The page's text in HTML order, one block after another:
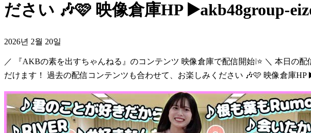
ださい 🎶🩷 映像倉庫HP ▶️akb48group-
2026년 2월 20일
／ 『AKBの素を出すちゃんねる』のコンテンツ 映像倉庫で配信開始❕⭐️ ＼ 本日
だけます！ 過去の配信コンテンツも合わせて、お楽しみください 🎶🩷 映像倉庫HP